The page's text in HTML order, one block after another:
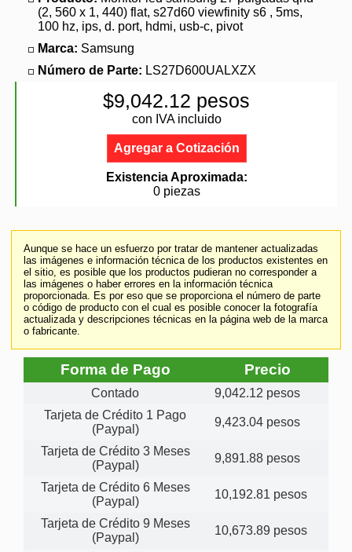
(2, 560 x 1, 440) flat, s27d60 viewfinity s6 , 5ms,
100 hz, ips, d. port, hdmi, usb-c, pivot
Marca: Samsung
Número de Parte: LS27D600UALXZX
$9,042.12 pesos
con IVA incluido
Agregar a Cotización
Existencia Aproximada:
0 piezas
Aunque se hace un esfuerzo por tratar de mantener actualizadas
las imágenes e información técnica de los productos existentes en
el sitio, es posible que los productos pudieran no corresponder a
las imágenes o haber errores en la información técnica
proporcionada. Es por eso que se proporciona el número de parte
o código de producto con el cual es posible conocer la fotografía
actualizada y descripciones técnicas en la página web de la marca
o fabricante.
Forma de Pago Precio
Contado
9,042.12 pesos
Tarjeta de Crédito 1 Pago
(Paypal)
9,423.04 pesos
Tarjeta de Crédito 3 Meses
(Paypal)
9,891.88 pesos
Tarjeta de Crédito 6 Meses
(Paypal)
10,192.81 pesos
Tarjeta de Crédito 9 Meses
(Paypal)
10,673.89 pesos